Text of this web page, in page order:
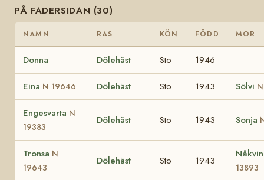
PÅ FADERSIDAN (30)
NAMN RAS KÖN FÖDD MOR
Donna Dölehäst Sto 1946
Eina N 19646 Dölehäst Sto 1943 Sölvi
Engesvarta N
19383
Dölehäst Sto 1943 Sonja
Tronsa N
19643
Dölehäst Sto 1943
13893